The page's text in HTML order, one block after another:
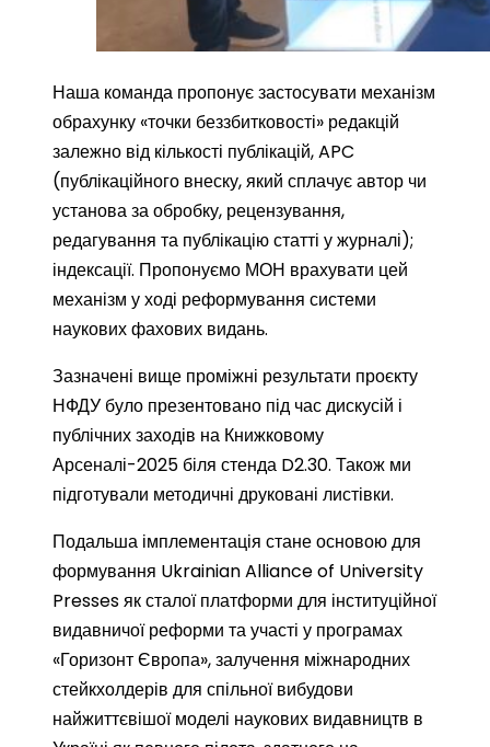
Наша команда пропонує застосувати механізм
обрахунку «точки беззбитковості» редакцій
залежно від кількості публікацій, APC
(публікаційного внеску, який сплачує автор чи
установа за обробку, рецензування,
редагування та публікацію статті у журналі);
індексації. Пропонуємо МОН врахувати цей
механізм у ході реформування системи
наукових фахових видань.
Зазначені вище проміжні результати проєкту
НФДУ було презентовано під час дискусій і
публічних заходів на Книжковому
Арсеналі-2025 біля стенда D2.30. Також ми
підготували методичні друковані листівки.
Подальша імплементація стане основою для
формування Ukrainian Alliance of University
Presses як сталої платформи для інституційної
видавничої реформи та участі у програмах
«Горизонт Європа», залучення міжнародних
стейкхолдерів для спільної вибудови
найжиттєвішої моделі наукових видавництв в